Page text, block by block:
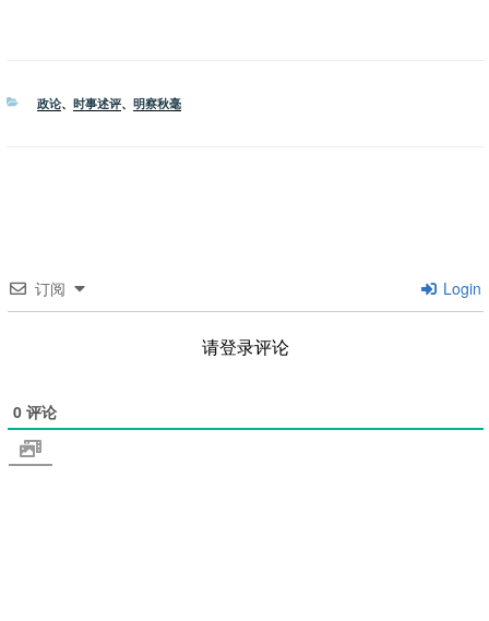
分
政论、 时事述评、 明察秋毫
订阅 Login
请登录评论
0 评论